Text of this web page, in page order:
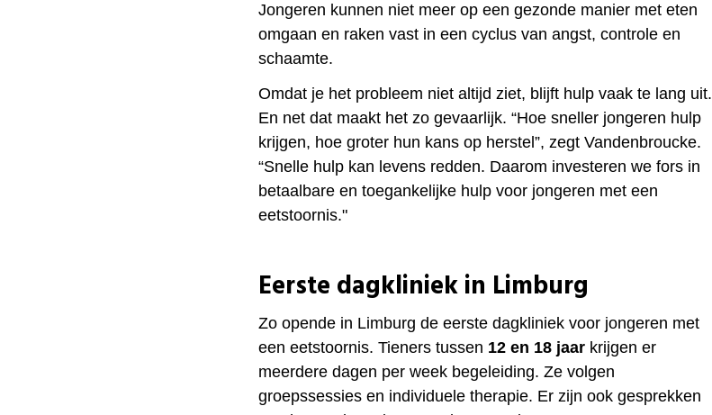
Jongeren kunnen niet meer op een gezonde manier met eten
omgaan en raken vast in een cyclus van angst, controle en
schaamte.
Omdat je het probleem niet altijd ziet, blijft hulp vaak te lang uit.
En net dat maakt het zo gevaarlijk. “Hoe sneller jongeren hulp
krijgen, hoe groter hun kans op herstel”, zegt Vandenbroucke.
“Snelle hulp kan levens redden. Daarom investeren we fors in
betaalbare en toegankelijke hulp voor jongeren met een
eetstoornis."
Eerste dagkliniek in Limburg
Zo opende in Limburg de eerste dagkliniek voor jongeren met
een eetstoornis. Tieners tussen 12 en 18 jaar krijgen er
meerdere dagen per week begeleiding. Ze volgen
groepssessies en individuele therapie. Er zijn ook gesprekken